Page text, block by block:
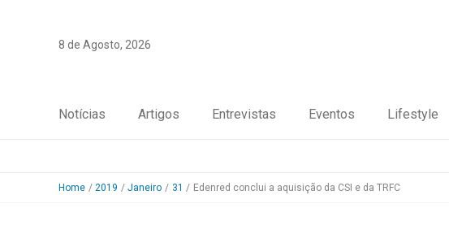
8 de Agosto, 2026
Notícias Artigos Entrevistas Eventos Lifestyle
Home 2019 Janeiro 31 Edenred conclui a aquisição da CSI e da TRFC